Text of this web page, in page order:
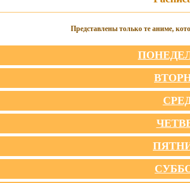
Представлены только те аниме,